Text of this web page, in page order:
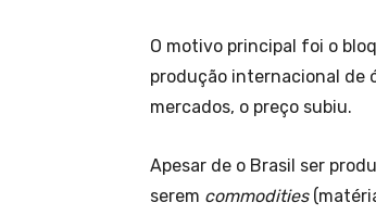
O motivo principal foi o
produção internacional de
mercados, o preço subiu.
Apesar de o Brasil ser
serem commodities